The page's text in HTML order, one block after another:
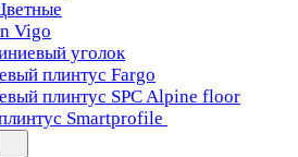
Vigo
уголок
плинтус Fargo
плинтус SPC Alpine floor
Smartprofile